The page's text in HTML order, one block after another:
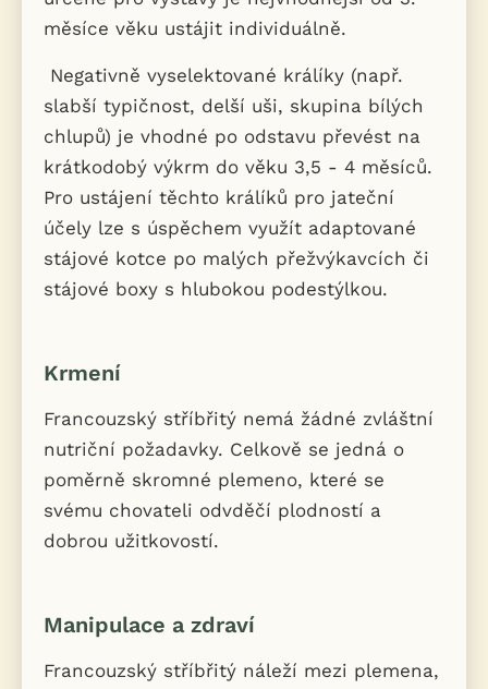
měsíce věku ustájit individuálně.
Negativně vyselektované králíky (např.
slabší typičnost, delší uši, skupina bílých
chlupů) je vhodné po odstavu převést na
krátkodobý výkrm do věku 3,5 - 4 měsíců.
Pro ustájení těchto králíků pro jateční
účely lze s úspěchem využít adaptované
stájové kotce po malých přežvýkavcích či
stájové boxy s hlubokou podestýlkou.
Krmení
Francouzský stříbřitý nemá žádné zvláštní
nutriční požadavky. Celkově se jedná o
poměrně skromné plemeno, které se
svému chovateli odvděčí plodností a
dobrou užitkovostí.
Manipulace a zdraví
Francouzský stříbřitý náleží mezi plemena,